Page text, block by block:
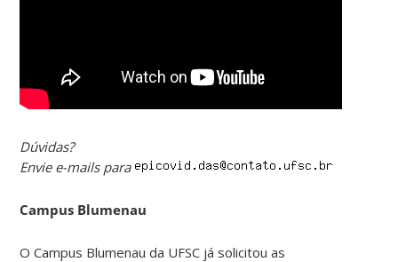
Dúvidas?
Envie e-mails para
Campus Blumenau
O Campus Blumenau da UFSC já solicitou as